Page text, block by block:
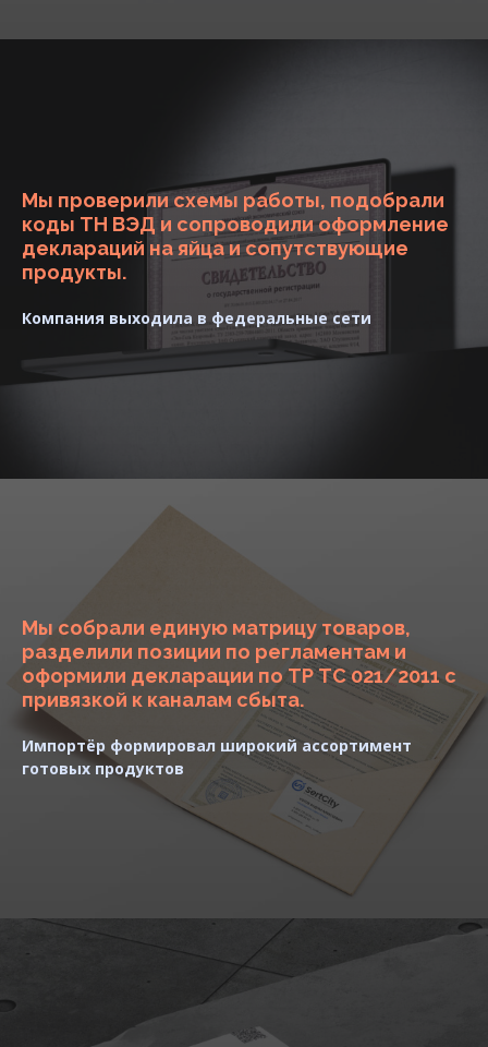
Мы проверили схемы работы, подобрали
коды ТН ВЭД и сопроводили оформление
деклараций на яйца и сопутствующие
продукты.
Компания выходила в федеральные сети
Мы собрали единую матрицу товаров,
разделили позиции по регламентам и
оформили декларации по ТР ТС 021/2011 с
привязкой к каналам сбыта.
Импортёр формировал широкий ассортимент
готовых продуктов